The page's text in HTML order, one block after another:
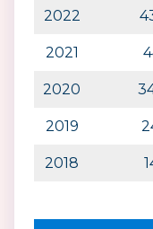
2022
2021
2020
2019
2018